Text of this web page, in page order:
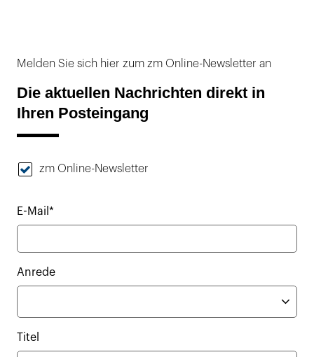
Melden Sie sich hier zum zm Online-Newsletter an
Die aktuellen Nachrichten direkt in
Ihren Posteingang
zm Online-Newsletter
E-Mail*
Anrede
Titel